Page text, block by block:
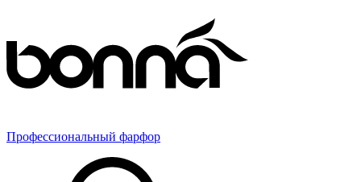
Профессиональный фарфор